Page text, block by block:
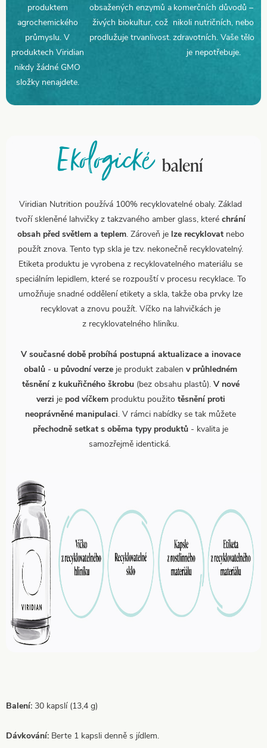
produktem
agrochemického
průmyslu. V
produktech Viridian
nikdy žádné GMO
složky nenajdete.
obsažených enzymů a
živých biokultur, což
prodlužuje trvanlivost.
komerčních důvodů –
nikoli nutričních, nebo
zdravotních. Vaše tělo
je nepotřebuje.
Ekologickébalení
Viridian Nutrition používá 100% recyklovatelné obaly. Základ
tvoří skleněné lahvičky z takzvaného amber glass, které chrání
obsah před světlem a teplem. Zároveň je lze recyklovatnebo
použít znova. Tento typ skla je tzv. nekonečně recyklovatelný.
Etiketa produktu je vyrobena z recyklovatelného materiálu se
speciálním lepidlem, které se rozpouští v procesu recyklace. To
umožňuje snadné oddělení etikety a skla, takže oba prvky lze
recyklovat a znovu použít. Víčko na lahvičkách je
z recyklovatelného hliníku.
V současné době probíhá postupná aktualizace a inovace
obalů - u původní verze je produkt zabalen v průhledném
těsnění z kukuřičného škrobu(bez obsahu plastů). V nové
verzi je pod víčkemproduktu použito těsnění proti
neoprávněné manipulaci. V rámci nabídky se tak můžete
přechodně setkat s oběma typy produktů - kvalita je
samozřejmě identická.
Balení: 30 kapslí (13,4 g)
Dávkování: Berte 1 kapsli denně s jídlem.